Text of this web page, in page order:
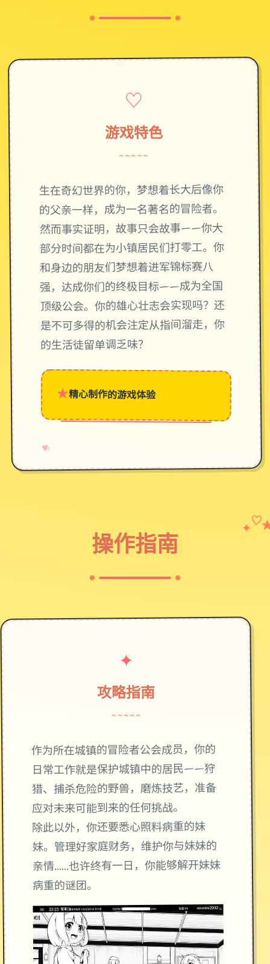
♡
游戏特色
~~~~~
生在奇幻世界的你，梦想着长大后像你
的父亲一样，成为一名著名的冒险者。
然而事实证明，故事只会故事——你大
部分时间都在为小镇居民们打零工。你
和身边的朋友们梦想着进军锦标赛八
强，达成你们的终极目标——成为全国
顶级公会。你的雄心壮志会实现吗？还
是不可多得的机会注定从指间溜走，你
的生活徒留单调乏味？
★精心制作的游戏体验
♥
✧
→
操作指南
✦ ♡
✦
攻略指南
~~~~~
作为所在城镇的冒险者公会成员，你的
日常工作就是保护城镇中的居民——狩
猎、捕杀危险的野兽，磨炼技艺，准备
应对未来可能到来的任何挑战。
除此以外，你还要悉心照料病重的妹
妹。管理好家庭财务，维护你与妹妹的
亲情……也许终有一日，你能够解开妹妹
病重的谜团。